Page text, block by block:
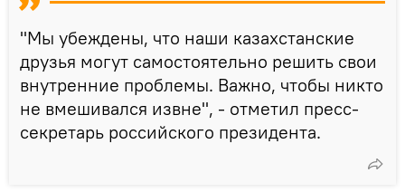
"Мы убеждены, что наши казахстанские
друзья могут самостоятельно решить свои
внутренние проблемы. Важно, чтобы никто
не вмешивался извне", - отметил пресс-
секретарь российского президента.